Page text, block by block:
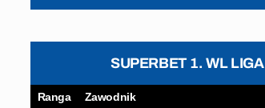
SUPERBET 1. WL LIGA
Ranga Zawodnik